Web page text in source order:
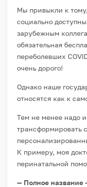
Мы привыкли к
социально
зарубежным
обязательная
переболевших
очень дорого!
Однако наше
относятся как к
Тем не менее надо
трансформировать
К примеру, моя
перинатальной
— Полное название